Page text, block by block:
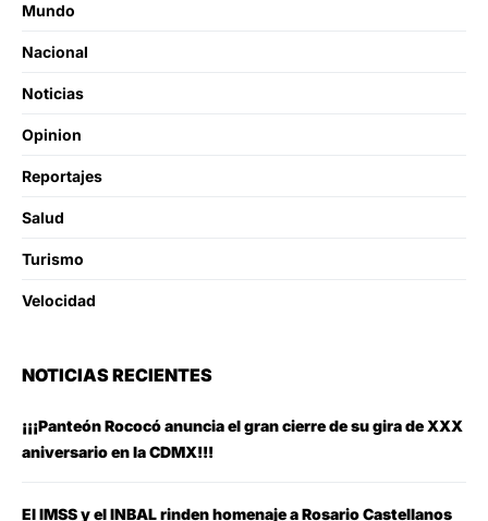
Mundo
Nacional
Noticias
Opinion
Reportajes
Salud
Turismo
Velocidad
NOTICIAS RECIENTES
¡¡¡Panteón Rococó anuncia el gran cierre de su gira de XXX
aniversario en la CDMX!!!
El IMSS y el INBAL rinden homenaje a Rosario Castellanos